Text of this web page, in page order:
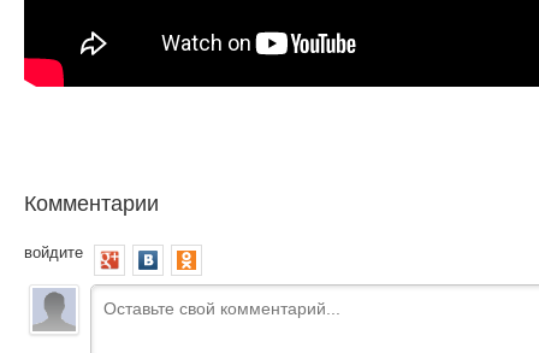
Комментарии
войдите